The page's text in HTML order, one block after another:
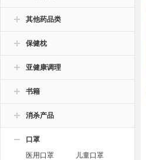
其他药品类
保健枕
亚健康调理
书籍
消杀产品
口罩
医用口罩
儿童口罩